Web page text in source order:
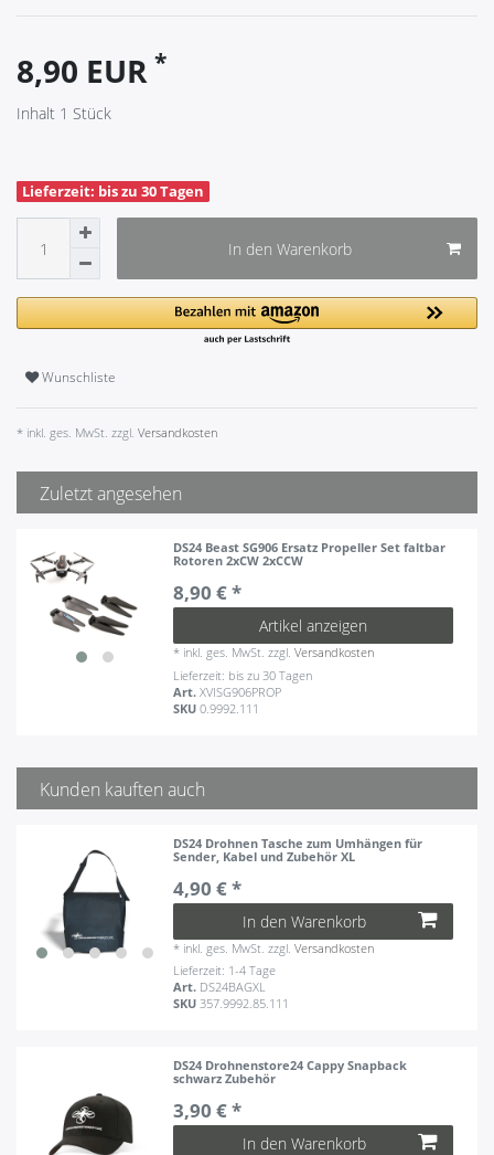
8,90 EUR *
Inhalt 1 Stück
Lieferzeit: bis zu 30 Tagen
In den Warenkorb
Wunschliste
* inkl. ges. MwSt. zzgl. Versandkosten
Zuletzt angesehen
DS24 Beast SG906 Ersatz Propeller Set faltbar
Rotoren 2xCW 2xCCW
8,90 € *
Artikel anzeigen
* inkl. ges. MwSt. zzgl.Versandkosten
Lieferzeit: bis zu 30 Tagen
Art.XVISG906PROP
SKU0.9992.111
Kunden kauften auch
DS24 Drohnen Tasche zum Umhängen für
Sender, Kabel und Zubehör XL
4,90 € *
In den Warenkorb
* inkl. ges. MwSt. zzgl.Versandkosten
Lieferzeit: 1-4 Tage
Art. DS24BAGXL
SKU357.9992.85.111
DS24 Drohnenstore24 Cappy Snapback
schwarz Zubehör
3,90 € *
In den Warenkorb